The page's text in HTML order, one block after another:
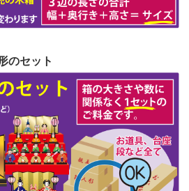
令和4年3月15日(火)
令和4年1月17日(月)
令和3年12月3日(金)
令和3年10月11日(月)
令和3年9月13日(月)
令和3年7月12日(月)
のセット